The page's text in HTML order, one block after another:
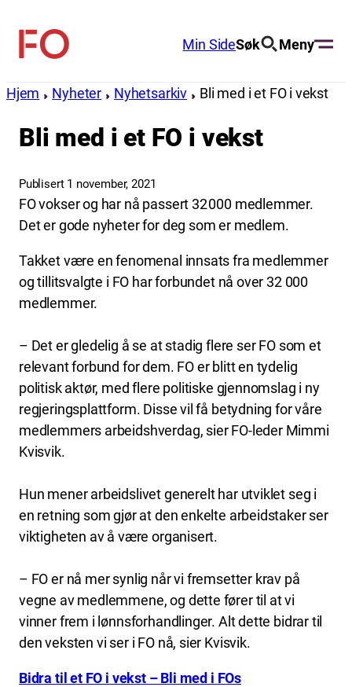
innhold
FO
Min SideSøk Meny
Hjem Nyheter Nyhetsarkiv Bli med i et FO i vekst
Bli med i et FO i vekst
Publisert 1 november, 2021
FO vokser og har nå passert 32 000 medlemmer.
Det er gode nyheter for deg som er medlem.
Takket være en fenomenal innsats fra medlemmer
og tillitsvalgte i FO har forbundet nå over 32 000
medlemmer.
– Det er gledelig å se at stadig flere ser FO som et
relevant forbund for dem. FO er blitt en tydelig
politisk aktør, med flere politiske gjennomslag i ny
regjeringsplattform. Disse vil få betydning for våre
medlemmers arbeidshverdag, sier FO-leder Mimmi
Kvisvik.
Hun mener arbeidslivet generelt har utviklet seg i
en retning som gjør at den enkelte arbeidstaker ser
viktigheten av å være organisert.
– FO er nå mer synlig når vi fremsetter krav på
vegne av medlemmene, og dette fører til at vi
vinner frem i lønnsforhandlinger. Alt dette bidrar til
den veksten vi ser i FO nå, sier Kvisvik.
Bidra til et FO i vekst – Bli med i FOs